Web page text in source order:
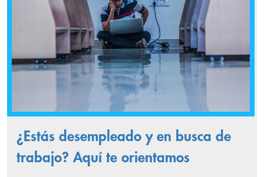
¿Estás desempleado y en busca de
trabajo? Aquí te orientamos